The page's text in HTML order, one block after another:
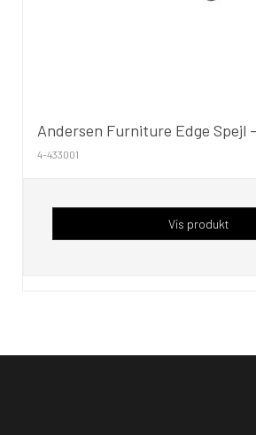
Andersen Furniture Edge
4-433001
Vis produkt